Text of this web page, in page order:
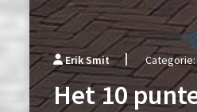
Erik Smit
Het 10